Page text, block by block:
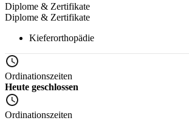
Diplome & Zertifikate
Diplome & Zertifikate
Kieferorthopädie
Ordinationszeiten
Heute geschlossen
Ordinationszeiten